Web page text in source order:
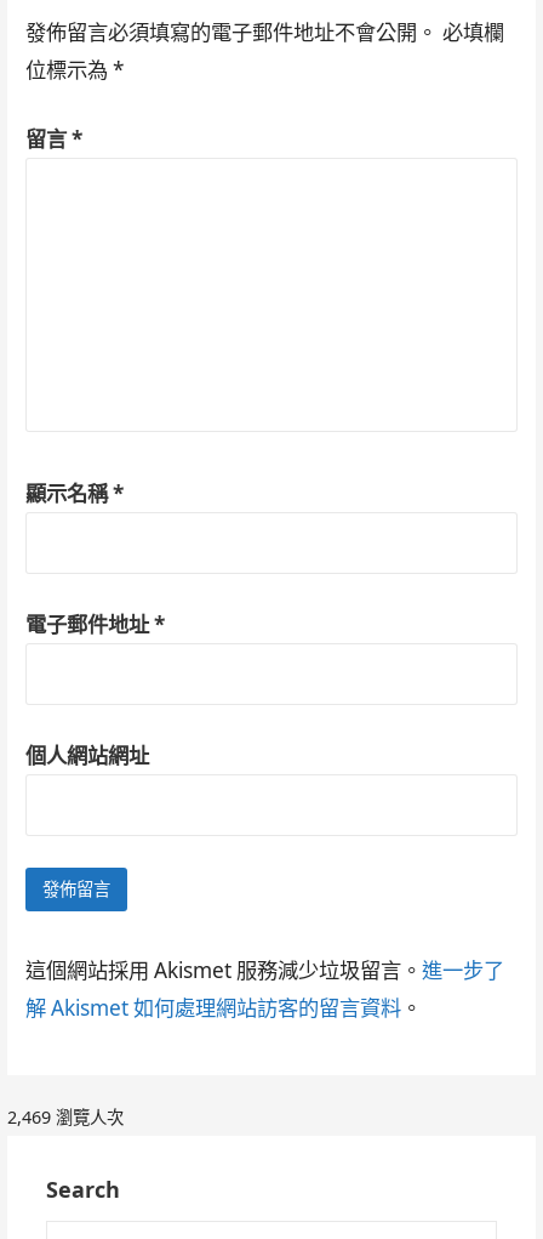
發佈留言必須填寫的電子郵件地址不會公開。 必填欄
位標示為 *
留言*
顯示名稱*
電子郵件地址*
個人網站網址
這個網站採用 Akismet 服務減少垃圾留言。 進一步了
解 Akismet 如何處理網站訪客的留言資料。
2,469 瀏覽人次
Search